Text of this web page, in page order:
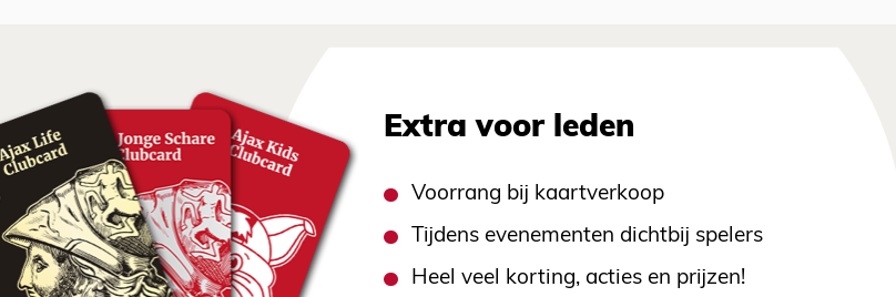
Extra voor leden
Voorrang bij kaartverkoop
Tijdens evenementen dichtbij spelers
Heel veel korting, acties en prijzen!